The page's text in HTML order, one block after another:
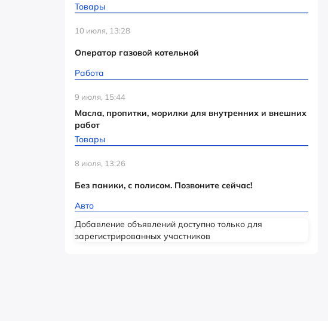
Товары
10 июля, 13:28
Оператор газовой котельной
Работа
9 июля, 15:44
Масла, пропитки, морилки для внутренних и внешних
работ
Товары
8 июля, 13:26
Без паники, с полисом. Позвоните сейчас!
Авто
Добавление объявлений доступно только для
зарегистрированных участников